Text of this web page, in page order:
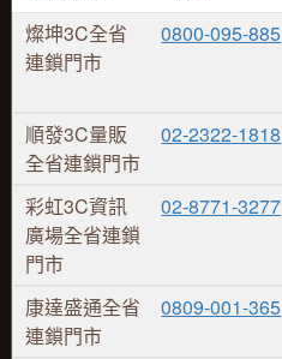
燦坤3C全省
連鎖門市
0800-095-885
順發3C量販
全省連鎖門市
02-2322-1818
彩虹3C資訊
廣場全省連鎖
門市
02-8771-3277
康達盛通全省
連鎖門市
0809-001-365